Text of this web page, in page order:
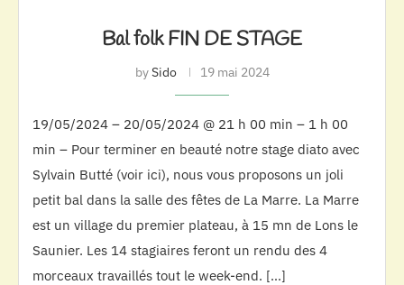
Bal folk FIN DE STAGE
bySido 19 mai 2024
19/05/2024 – 20/05/2024 @ 21 h 00 min – 1 h 00
min – Pour terminer en beauté notre stage diato avec
Sylvain Butté (voir ici), nous vous proposons un joli
petit bal dans la salle des fêtes de La Marre. La Marre
est un village du premier plateau, à 15 mn de Lons le
Saunier. Les 14 stagiaires feront un rendu des 4
morceaux travaillés tout le week-end. […]